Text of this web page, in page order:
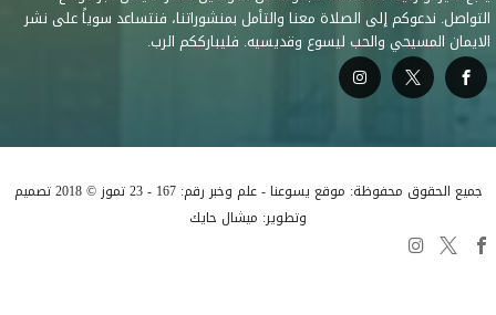
التواصل. ندعوكم إلى الصلاة معنا والتأمل بمنشوراتنا، فنتساعد سوياً على نشر
الايمان المسيحي والحب ليسوع وقديسيه. فليبارككم الرب.
جميع الحقوق محفوظة: موقع يسوعنا - علم وخبر رقم: 167 - 23 تموز © 2018 تصميم
وتطوير: ميشال حايك